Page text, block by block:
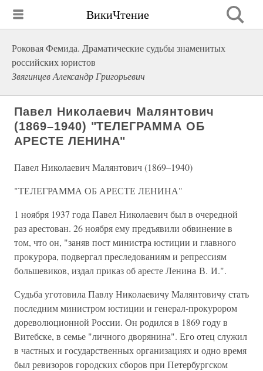
ВикиЧтение
Роковая Фемида. Драматические судьбы знаменитых
российских юристов
Звягинцев Александр Григорьевич
Павел Николаевич Малянтович
(1869–1940) "ТЕЛЕГРАММА ОБ
АРЕСТЕ ЛЕНИНА"
Павел Николаевич Малянтович (1869–1940)
"ТЕЛЕГРАММА ОБ АРЕСТЕ ЛЕНИНА"
1 ноября 1937 года Павел Николаевич был в очередной
раз арестован. 26 ноября ему предъявили обвинение в
том, что он, "заняв пост министра юстиции и главного
прокурора, подвергал преследованиям и репрессиям
большевиков, издал приказ об аресте Ленина В. И.".
Судьба уготовила Павлу Николаевичу Малянтовичу стать
последним министром юстиции и генерал-прокурором
дореволюционной России. Он родился в 1869 году в
Витебске, в семье "личного дворянина". Его отец служил
в частных и государственных организациях и одно время
был ревизоров городских сборов при Петербургском